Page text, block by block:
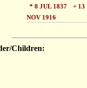
* 8 JUL 1837 + 13
NOV 1916
Children: